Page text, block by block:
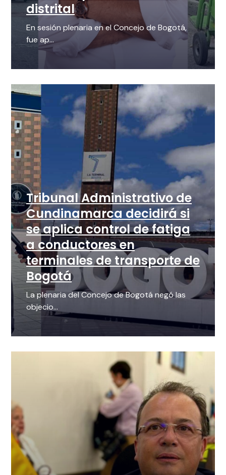
distrital
En sesión plenaria en el Concejo de Bogotá,
fue ap...
Tribunal Administrativo de
Cundinamarca decidirá si
se aplica control de fatiga
a conductores en
terminales de transporte de
Bogotá
La plenaria del Concejo de Bogotá negó las
objecio...